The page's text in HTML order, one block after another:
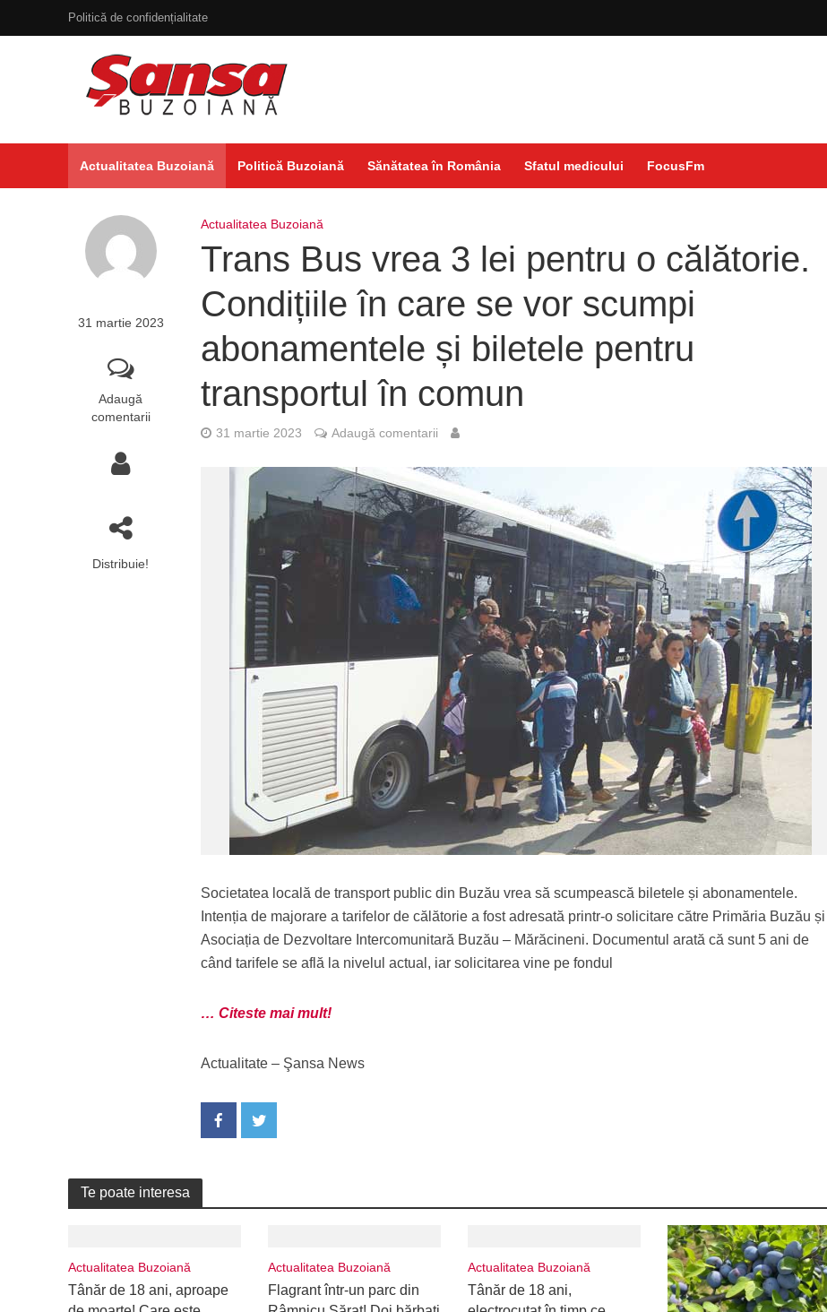
Politică de confidențialitate
Actualitatea Buzoiană Politică Buzoiană Sănătatea în România Sfatul medicului FocusFm
31 martie 2023
Adaugă
comentarii
Distribuie!
Actualitatea Buzoiană
Trans Bus vrea 3 lei pentru o călătorie.
Condițiile în care se vor scumpi
abonamentele și biletele pentru
transportul în comun
31 martie 2023 Adaugă comentarii
Societatea locală de transport public din Buzău vrea să scumpească biletele și abonamentele.
Intenția de majorare a tarifelor de călătorie a fost adresată printr-o solicitare către Primăria Buzău și
Asociația de Dezvoltare Intercomunitară Buzău – Mărăcineni. Documentul arată că sunt 5 ani de
când tarifele se află la nivelul actual, iar solicitarea vine pe fondul
… Citeste mai mult!
Actualitate – Şansa News
Te poate interesa
Actualitatea Buzoiană
Tânăr de 18 ani, aproape
Actualitatea Buzoiană
Flagrant într-un parc din
Actualitatea Buzoiană
Tânăr de 18 ani,